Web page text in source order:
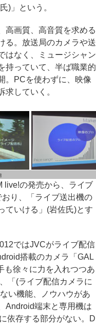
)」という。
画質、高音質を求める
る。放送局のカメラや送
はなく、ミュージシャン
持っていて、半ば職業的
。PCを使わずに、映像
求していく。
の発売から、ライブ
り、「ライブ送出機の
ていける」(岩佐氏)とす
ではJVCがライブ配信
搭載のカメラ「GAL
も徐々に力を入れつつあ
「(ライブ配信カメラに
い機能、ノウハウがあ
Android端末と専用機は
依存する部分がない。D